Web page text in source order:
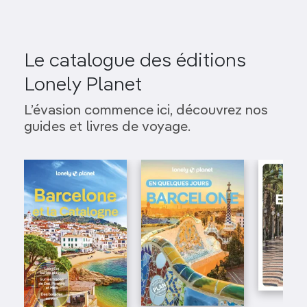
Le catalogue des éditions
Lonely Planet
L’évasion commence ici, découvrez nos
guides et livres de voyage.